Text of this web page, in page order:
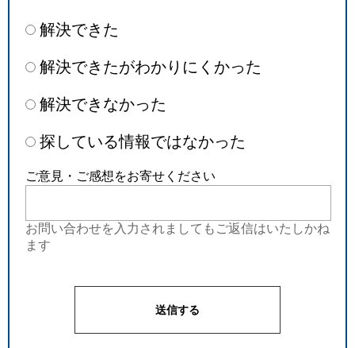
解決できた
解決できたがわかりにくかった
解決できなかった
探している情報ではなかった
ご意見・ご感想をお寄せください
お問い合わせを入力されましてもご返信はいたしかね
ます